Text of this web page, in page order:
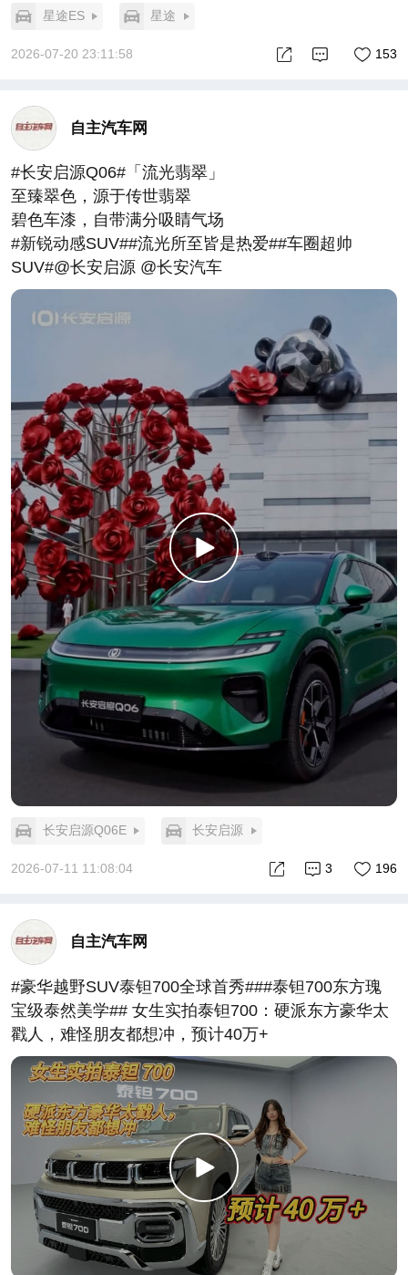
星途ES 星途
2026-07-20 23:11:58 153
自主汽车网
#长安启源Q06#「流光翡翠」
至臻翠色，源于传世翡翠
碧色车漆，自带满分吸睛气场
#新锐动感SUV##流光所至皆是热爱##车圈超帅
SUV#@长安启源 @长安汽车
长安启源Q06E 长安启源
2026-07-11 11:08:04 196
3
自主汽车网
#豪华越野SUV泰钽700全球首秀###泰钽700东方瑰
宝级泰然美学## 女生实拍泰钽700：硬派东方豪华太
戳人，难怪朋友都想冲，预计40万+